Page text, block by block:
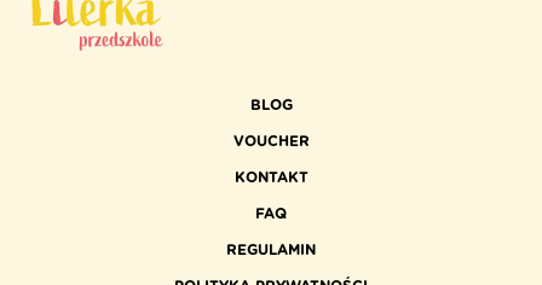
BLOG
VOUCHER
KONTAKT
FAQ
REGULAMIN